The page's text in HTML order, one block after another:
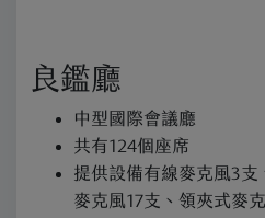
良鑑廳
中型國際會議廳
共有124個座席
提供設備有線麥克風3
麥克風17支、領夾式麥